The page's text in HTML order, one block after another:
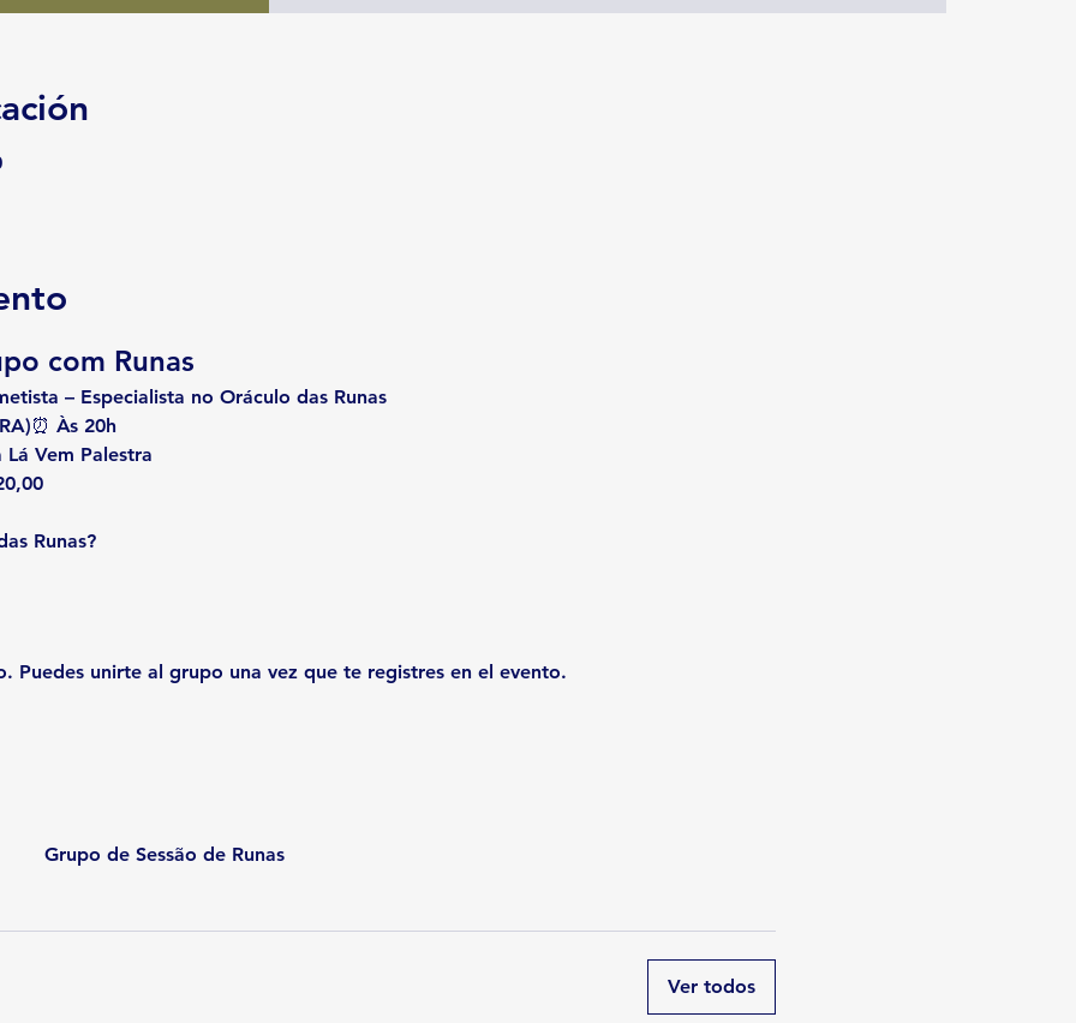
com Runas
– Especialista no Oráculo das Runas
⏰ Às 20h
Lá Vem Palestra
Runas?
Puedes unirte al grupo una vez que te registres en el evento.
Grupo de Sessão de Runas
Ver todos